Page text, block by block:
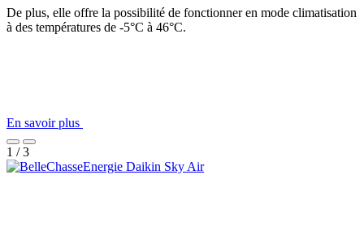
De plus, elle offre la possibilité de fonctionner en mode climatisation
à des températures de -5°C à 46°C.
En savoir plus
1 / 3